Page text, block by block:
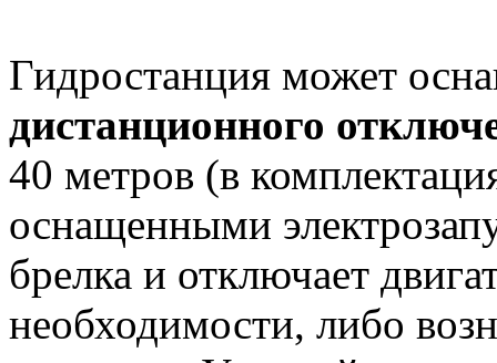
Гидростанция может
дистанционного
40 метров (в
оснащенными
брелка и отключает
необходимости, либо